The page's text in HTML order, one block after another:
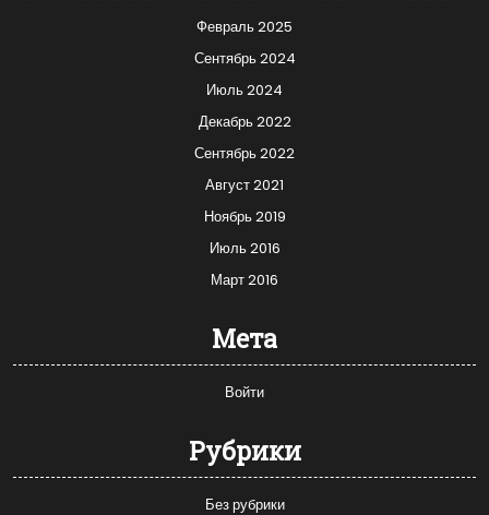
Февраль 2025
Сентябрь 2024
Июль 2024
Декабрь 2022
Сентябрь 2022
Август 2021
Ноябрь 2019
Июль 2016
Март 2016
Мета
Войти
Рубрики
Без рубрики